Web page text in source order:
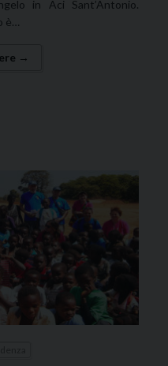
in Aci Sant’Antonio.
è…
→